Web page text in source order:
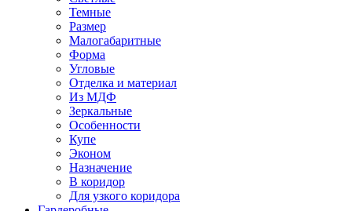
Темные
Размер
Малогабаритные
Форма
Угловые
Отделка и материал
Из МДФ
Зеркальные
Особенности
Купе
Эконом
Назначение
В коридор
Для узкого коридора